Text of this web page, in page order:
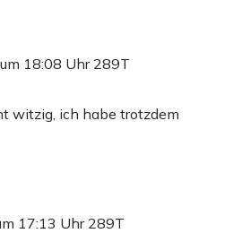
18:08 Uhr 289T
witzig, ich habe trotzdem
17:13 Uhr 289T